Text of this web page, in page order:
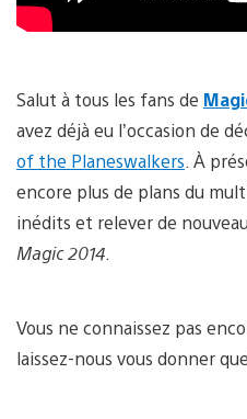
Salut à tous les fans de
avez déjà eu l’occasion de
of the Planeswalkers . À
encore plus de plans du
inédits et relever de
Magic 2014
Vous ne connaissez pas
laissez-nous vous donner